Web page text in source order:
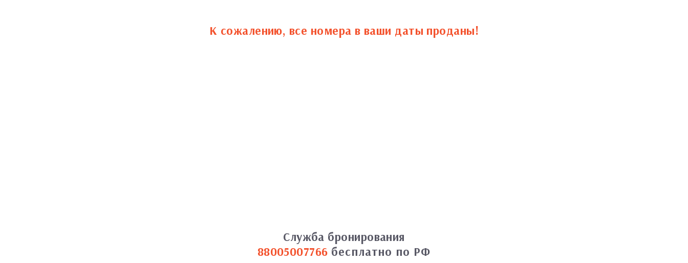
К сожалению, все номера в ваши даты проданы!
Служба бронирования
88005007766 бесплатно по РФ